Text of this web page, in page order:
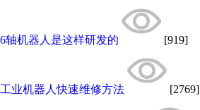
6轴机器人是这样研发的 [919]
工业机器人快速维修方法 [2769]